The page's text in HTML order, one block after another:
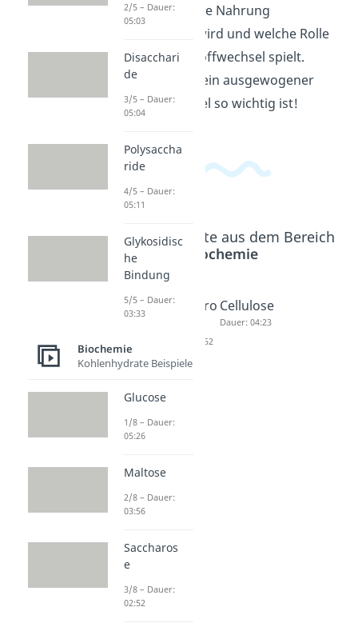
Glucose durch die Nahrung
aufgenommen wird und welche Rolle
sie im Energiestoffwechsel spielt.
Erfahre, warum ein ausgewogener
Blutzuckerspiegel so wichtig ist!
Beliebte Inhalte aus dem Bereich
Biochemie
Maltose Saccharo
Dauer: 02:52
Cellulose
Dauer: 04:23
2/5 – Dauer:
05:03
Disacchari
de
3/5 – Dauer:
05:04
Polysaccha
ride
4/5 – Dauer:
05:11
Glykosidisc
he
Bindung
5/5 – Dauer:
03:33
Biochemie
Kohlenhydrate Beispiele
Glucose
1/8 – Dauer:
05:26
Maltose
2/8 – Dauer:
03:56
Saccharos
e
3/8 – Dauer:
02:52